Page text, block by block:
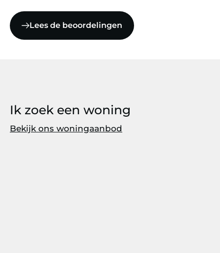
Lees de beoordelingen
Ik zoek een woning
Bekijk ons woningaanbod